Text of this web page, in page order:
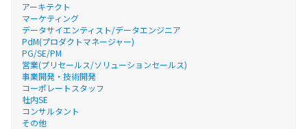
アーキテクト
マーケティング
データサイエンティスト/データエンジニア
PdM(プロダクトマネージャー)
PG/SE/PM
営業(プリセールス/ソリューションセールス)
事業開発・技術開発
コーポレートスタッフ
社内SE
コンサルタント
その他